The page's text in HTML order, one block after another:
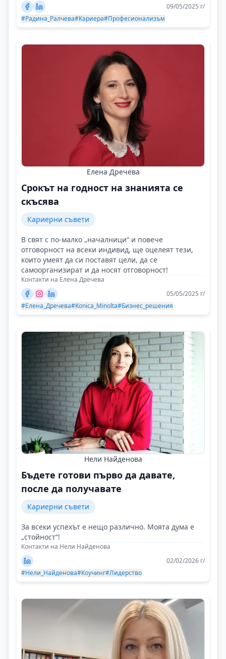
09/05/2025 г/
#Радина_Ралчева#Кариера#Професионализъм
Елена Дречева
Срокът на годност на знанията се
скъсява
Кариерни съвети
В свят с по-малко „началници“ и повече
отговорност на всеки индивид, ще оцелеят тези,
които умеят да си поставят цели, да се
самоорганизират и да носят отговорност!
Контакти на Елена Дречева
05/05/2025 г/
#Елена_Дречева#Konica_Minolta#Бизнес_решения
Нели Найденова
Бъдете готови първо да давате,
после да получавате
Кариерни съвети
За всеки успехът е нещо различно. Моята дума е
„стойност“!
Контакти на Нели Найденова
02/02/2026 г/
#Нели_Найденова#Коучинг#Лидерство